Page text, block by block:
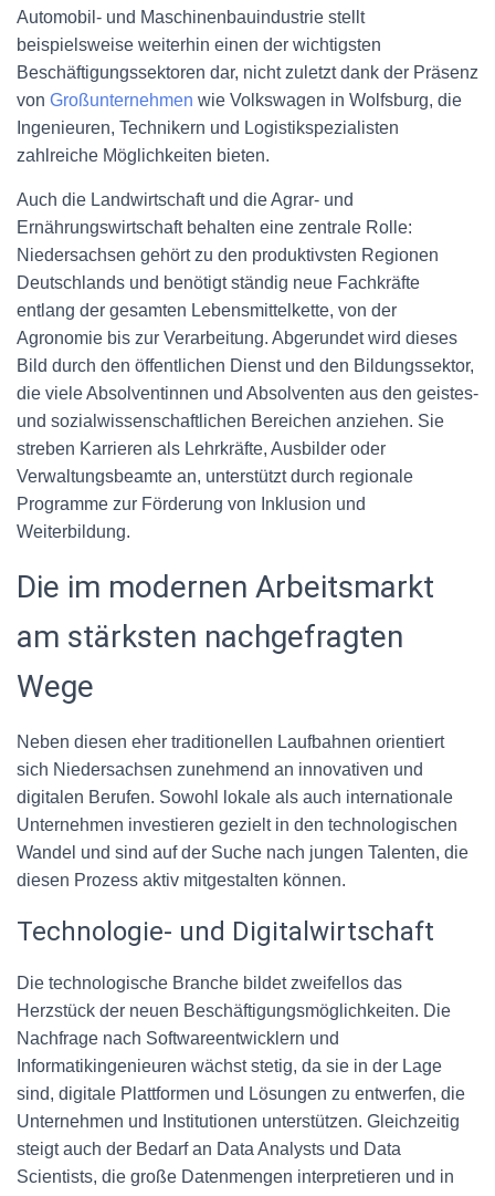
Automobil- und Maschinenbauindustrie stellt
beispielsweise weiterhin einen der wichtigsten
Beschäftigungssektoren dar, nicht zuletzt dank der Präsenz
von Großunternehmen wie Volkswagen in Wolfsburg, die
Ingenieuren, Technikern und Logistikspezialisten
zahlreiche Möglichkeiten bieten.
Auch die Landwirtschaft und die Agrar- und
Ernährungswirtschaft behalten eine zentrale Rolle:
Niedersachsen gehört zu den produktivsten Regionen
Deutschlands und benötigt ständig neue Fachkräfte
entlang der gesamten Lebensmittelkette, von der
Agronomie bis zur Verarbeitung. Abgerundet wird dieses
Bild durch den öffentlichen Dienst und den Bildungssektor,
die viele Absolventinnen und Absolventen aus den geistes-
und sozialwissenschaftlichen Bereichen anziehen. Sie
streben Karrieren als Lehrkräfte, Ausbilder oder
Verwaltungsbeamte an, unterstützt durch regionale
Programme zur Förderung von Inklusion und
Weiterbildung.
Die im modernen Arbeitsmarkt
am stärksten nachgefragten
Wege
Neben diesen eher traditionellen Laufbahnen orientiert
sich Niedersachsen zunehmend an innovativen und
digitalen Berufen. Sowohl lokale als auch internationale
Unternehmen investieren gezielt in den technologischen
Wandel und sind auf der Suche nach jungen Talenten, die
diesen Prozess aktiv mitgestalten können.
Technologie- und Digitalwirtschaft
Die technologische Branche bildet zweifellos das
Herzstück der neuen Beschäftigungsmöglichkeiten. Die
Nachfrage nach Softwareentwicklern und
Informatikingenieuren wächst stetig, da sie in der Lage
sind, digitale Plattformen und Lösungen zu entwerfen, die
Unternehmen und Institutionen unterstützen. Gleichzeitig
steigt auch der Bedarf an Data Analysts und Data
Scientists, die große Datenmengen interpretieren und in